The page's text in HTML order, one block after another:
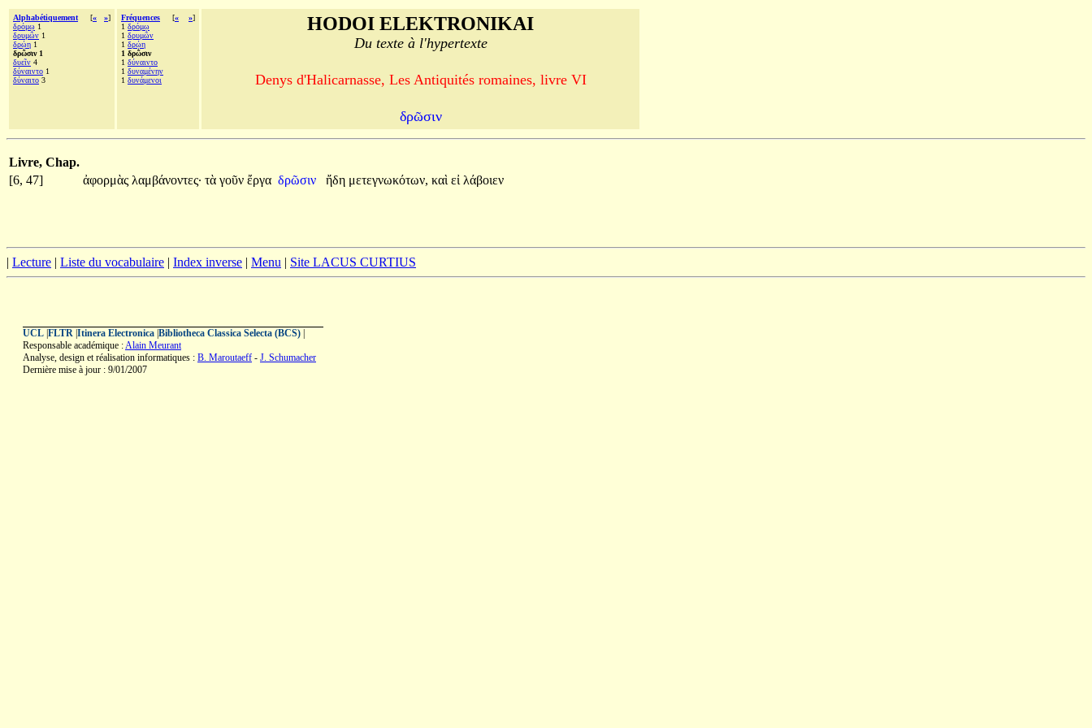
Alphabétiquement [« »]
δρόμῳ 1
δρυμῶν 1
δρῴη 1
δρῶσιν 1
δυεῖν 4
δύναιντο 1
δύναιτο 3
Fréquences [« »]
1 δρόμῳ
1 δρυμῶν
1 δρῴη
1 δρῶσιν
1 δύναιντο
1 δυναμένην
1 δυνάμενοι
HODOI ELEKTRONIKAI
Du texte à l'hypertexte
Denys d'Halicarnasse, Les Antiquités romaines, livre VI
δρῶσιν
Livre, Chap.
[6, 47]
ἀφορμὰς λαμβάνοντες· τὰ γοῦν ἔργα δρῶσιν ἤδη μετεγνωκότων, καὶ εἰ λάβοιεν
| Lecture | Liste du vocabulaire | Index inverse | Menu | Site LACUS CURTIUS
UCL FLTR Itinera Electronica Bibliotheca Classica Selecta (BCS)
Responsable académique :Alain Meurant
Analyse, design et réalisation informatiques : B. Maroutaeff - J. Schumacher
Dernière mise à jour : 9/01/2007